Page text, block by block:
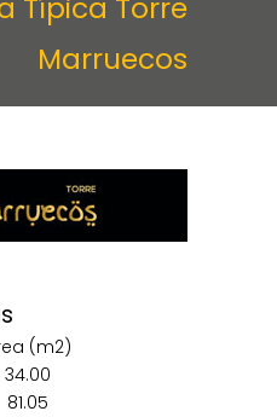
Típica Torre
Marruecos
(m2)
34.00
81.05